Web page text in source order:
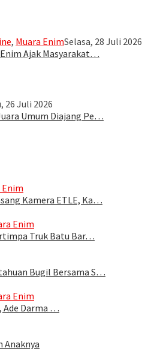
, Muara EnimSelasa, 28 Juli 2026
Enim Ajak Masyarakat…
26 Juli 2026
Umum Diajang Pe…
Enim
Kamera ETLE, Ka…
Enim
Truk Batu Bar…
Bugil Bersama S…
Enim
Ade Darma …
Anaknya